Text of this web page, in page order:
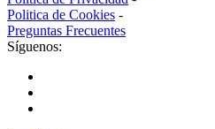
Politica de Cookies -
Preguntas Frecuentes
Síguenos: